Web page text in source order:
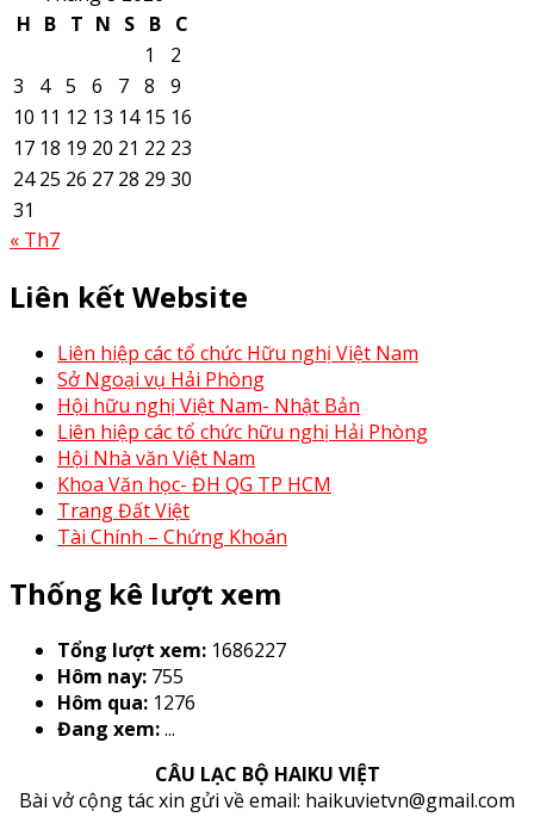
H B T N S B C
1
2
3
4 5 6 7 8
9
10 11 12 13 14 15 16
17 18 19 20 21 22 23
24 25 26 27 28 29 30
31
« Th7
Liên kết Website
Liên hiệp các tổ chức Hữu nghị Việt Nam
Sở Ngoại vụ Hải Phòng
Hội hữu nghị Việt Nam- Nhật Bản
Liên hiệp các tổ chức hữu nghị Hải Phòng
Hội Nhà văn Việt Nam
Khoa Văn học- ĐH QG TP HCM
Trang Đất Việt
Tài Chính – Chứng Khoán
Thống kê lượt xem
Tổng lượt xem: 1686227
Hôm nay: 755
Hôm qua: 1276
Đang xem:...
CÂU LẠC BỘ HAIKU VIỆT
Bài vở cộng tác xin gửi về email: haikuvietvn@gmail.com